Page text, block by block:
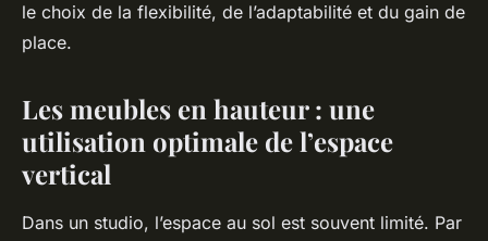
le choix de la flexibilité, de l’adaptabilité et du gain de
place.
Les meubles en hauteur : une
utilisation optimale de l’espace
vertical
Dans un studio, l’espace au sol est souvent limité. Par